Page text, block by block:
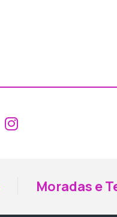
Aceder ao
Aceder ao
Moradas e